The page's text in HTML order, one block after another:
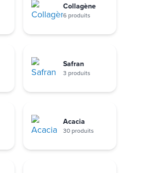
Collagène
6 produits
Safran
3 produits
Acacia
30 produits